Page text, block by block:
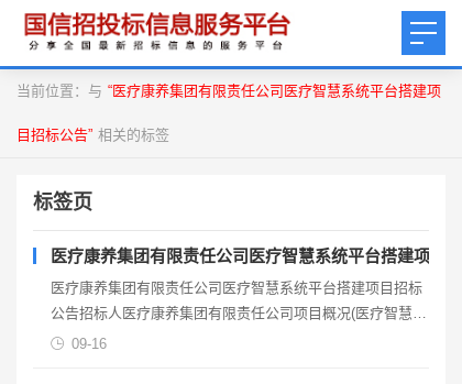
当前位置：与 “医疗康养集团有限责任公司医疗智慧系统平台搭建项
目招标公告” 相关的标签
标签页
医疗康养集团有限责任公司医疗智慧系统平台搭建项目
医疗康养集团有限责任公司医疗智慧系统平台搭建项目招标
公告招标人医疗康养集团有限责任公司项目概况(医疗智慧系
统平台措建项目)招标项目的潜在供应商获取招标文件，并于
09-16